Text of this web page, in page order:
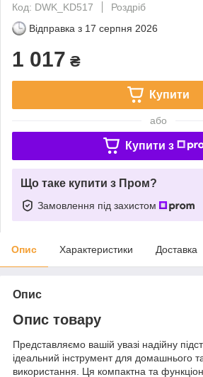
Код: DWK_KD517
Роздріб
Відправка з 17 серпня 2026
1 017 ₴
Купити
або
Купити з
Що таке купити з Пром?
Замовлення під захистом
Опис Характеристики Доставка
Опис
Опис товару
Представляємо вашій увазі надійну
ідеальний інструмент для домашнього
використання. Ця компактна та